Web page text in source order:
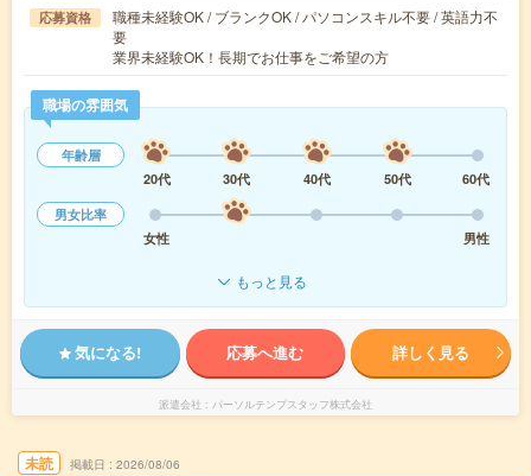
応募資格
職種未経験OK / ブランクOK / パソコンスキル不要 / 英語力不
要
業界未経験OK！長期でお仕事をご希望の方
職場の雰囲気
年齢層
20代
30代 40代 50代
60代
男女比率
女性
男性
もっと見る
気になる! 応募へ進む 詳しく見る
派遣会社 パーソルテンプスタッフ株式会社
未読 掲載日 2026/08/06